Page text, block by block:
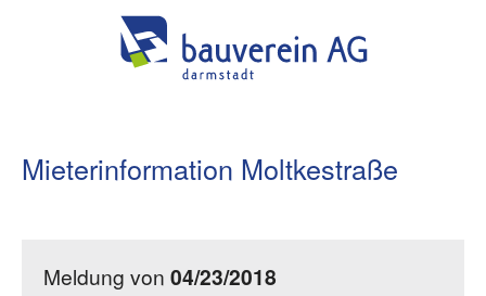
Meldung von 04/23/2018
Mieterinformation Moltkestraße